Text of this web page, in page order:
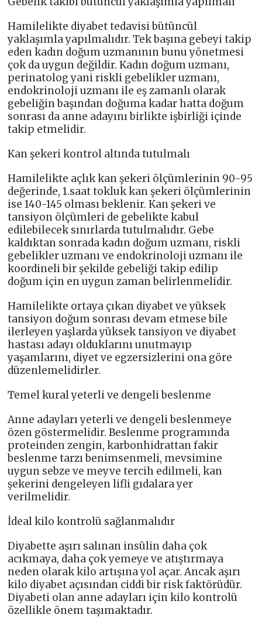
Hamilelikte diyabet tedavisi bütüncül
yaklaşımla yapılmalıdır. Tek başına gebeyi takip
eden kadın doğum uzmanının bunu yönetmesi
çok da uygun değildir. Kadın doğum uzmanı,
perinatolog yani riskli gebelikler uzmanı,
endokrinoloji uzmanı ile eş zamanlı olarak
gebeliğin başından doğuma kadar hatta doğum
sonrası da anne adayını birlikte işbirliği içinde
takip etmelidir.
Kan şekeri kontrol altında tutulmalı
Hamilelikte açlık kan şekeri ölçümlerinin 90-95
değerinde, 1.saat tokluk kan şekeri ölçümlerinin
ise 140-145 olması beklenir. Kan şekeri ve
tansiyon ölçümleri de gebelikte kabul
edilebilecek sınırlarda tutulmalıdır. Gebe
kaldıktan sonrada kadın doğum uzmanı, riskli
gebelikler uzmanı ve endokrinoloji uzmanı ile
koordineli bir şekilde gebeliği takip edilip
doğum için en uygun zaman belirlenmelidir.
Hamilelikte ortaya çıkan diyabet ve yüksek
tansiyon doğum sonrası devam etmese bile
ilerleyen yaşlarda yüksek tansiyon ve diyabet
hastası adayı olduklarını unutmayıp
yaşamlarını, diyet ve egzersizlerini ona göre
düzenlemelidirler.
Temel kural yeterli ve dengeli beslenme
Anne adayları yeterli ve dengeli beslenmeye
özen göstermelidir. Beslenme programında
proteinden zengin, karbonhidrattan fakir
beslenme tarzı benimsenmeli, mevsimine
uygun sebze ve meyve tercih edilmeli, kan
şekerini dengeleyen lifli gıdalara yer
verilmelidir.
İdeal kilo kontrolü sağlanmalıdır
Diyabette aşırı salınan insülin daha çok
acıkmaya, daha çok yemeye ve atıştırmaya
neden olarak kilo artışına yol açar. Ancak aşırı
kilo diyabet açısından ciddi bir risk faktörüdür.
Diyabeti olan anne adayları için kilo kontrolü
özellikle önem taşımaktadır.